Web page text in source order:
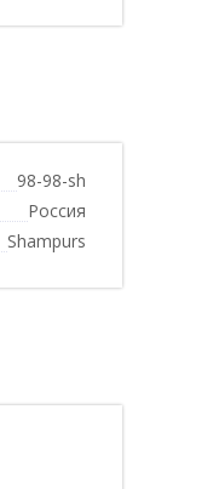
98-98-sh
Россия
Shampurs